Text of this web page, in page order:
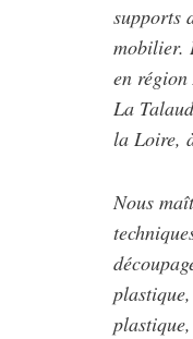
supports
mobilier.
en région
La
la Loire,
Nous